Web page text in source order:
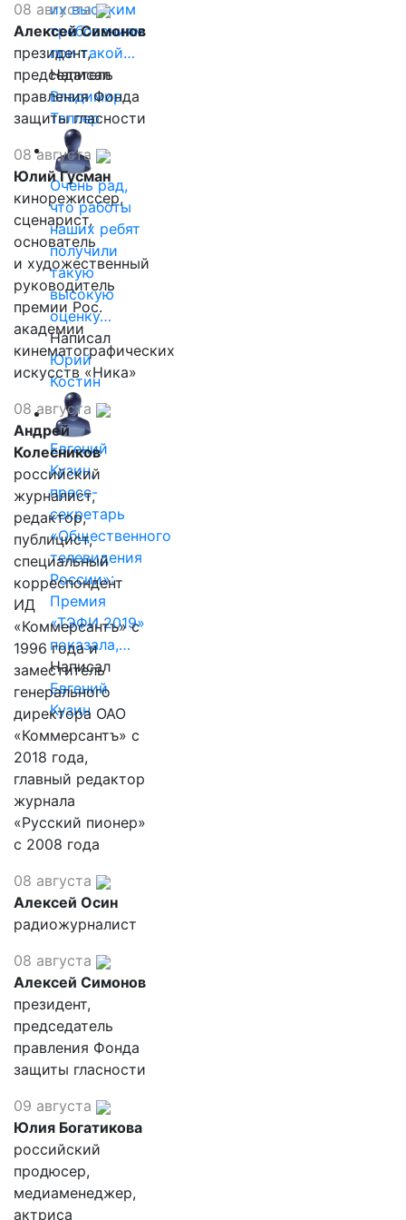
их высоким
требованиям
при такой…
Написал
Владимир
Таллер
Очень рад,
что работы
наших ребят
получили
такую
высокую
оценку…
Написал
Юрий
Костин
Евгений
Кузин,
пресс-
секретарь
«Общественного
телевидения
России»:
Премия
«ТЭФИ 2019»
показала,…
Написал
Евгений
Кузин
08 августа
Алексей Симонов
президент,
председатель
правления Фонда
защиты гласности
08 августа
Юлий Гусман
кинорежиссер,
сценарист,
основатель
и художественный
руководитель
премии Рос.
академии
кинематографических
искусств «Ника»
08 августа
Андрей
Колесников
российский
журналист,
редактор,
публицист,
специальный
корреспондент
ИД
«Коммерсантъ» с
1996 года и
заместитель
генерального
директора ОАО
«Коммерсантъ» с
2018 года,
главный редактор
журнала
«Русский пионер»
с 2008 года
08 августа
Алексей Осин
радиожурналист
08 августа
Алексей Симонов
президент,
председатель
правления Фонда
защиты гласности
09 августа
Юлия Богатикова
российский
продюсер,
медиаменеджер,
актриса